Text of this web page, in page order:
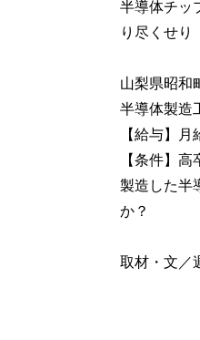
半導体チッ
り尽くせり
山梨県昭和
半導体製造
【給与】月
【条件】
製造した半
か？
取材・文／